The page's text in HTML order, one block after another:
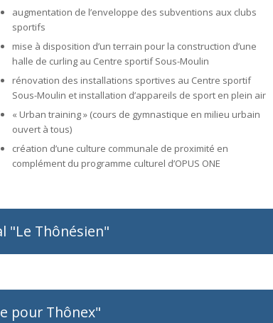
augmentation de l’enveloppe des subventions aux clubs
sportifs
mise à disposition d’un terrain pour la construction d’une
halle de curling au Centre sportif Sous-Moulin
rénovation des installations sportives au Centre sportif
Sous-Moulin et installation d’appareils de sport en plein air
« Urban training » (cours de gymnastique en milieu urbain
ouvert à tous)
création d’une culture communale de proximité en
complément du programme culturel d’OPUS ONE
"Le Thônésien"
pour Thônex"